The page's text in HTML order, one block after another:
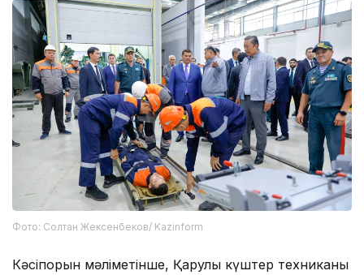
Фото: Солтан Жексенбеков/ Kazinform
Кәсіпорын мәліметінше, Қарулы күштер техниканы